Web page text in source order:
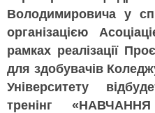
Володимировича у
організацією
рамках реалізації
для здобувачів
Університету
тренінг